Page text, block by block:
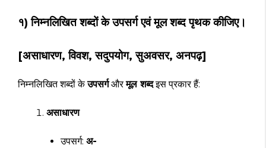
१) निम्नलिखित शब्दों के उपसर्ग एवं मूल शब्द पृथक कीजिए।
[असाधारण, विवश, सदुपयोग, सुअवसर, अनपढ़]
निम्नलिखित शब्दों केउपसर्गऔरमूल शब्दइस प्रकार हैं:
असाधारण
उपसर्ग: अ-